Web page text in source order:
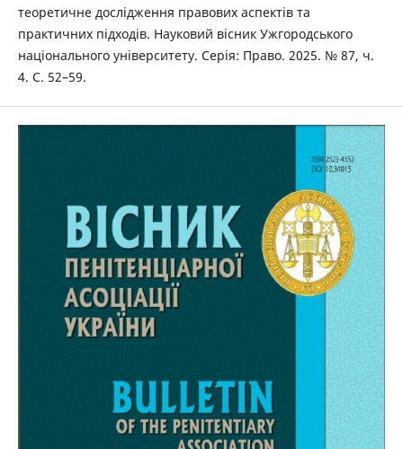
теоретичне дослідження правових аспектів та
практичних підходів. Науковий вісник Ужгородського
національного університету. Серія: Право. 2025. № 87, ч.
4. С. 52–59.